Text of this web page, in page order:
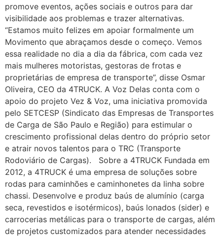
promove eventos, ações sociais e outros para dar
visibilidade aos problemas e trazer alternativas.
“Estamos muito felizes em apoiar formalmente um
Movimento que abraçamos desde o começo. Vemos
essa realidade no dia a dia da fábrica, com cada vez
mais mulheres motoristas, gestoras de frotas e
proprietárias de empresa de transporte”, disse Osmar
Oliveira, CEO da 4TRUCK. A Voz Delas conta com o
apoio do projeto Vez & Voz, uma iniciativa promovida
pelo SETCESP (Sindicato das Empresas de Transportes
de Carga de São Paulo e Região) para estimular o
crescimento profissional delas dentro do próprio setor
e atrair novos talentos para o TRC (Transporte
Rodoviário de Cargas). Sobre a 4TRUCK Fundada em
2012, a 4TRUCK é uma empresa de soluções sobre
rodas para caminhões e caminhonetes da linha sobre
chassi. Desenvolve e produz baús de alumínio (carga
seca, revestidos e isotérmicos), baús lonados (sider) e
carrocerias metálicas para o transporte de cargas, além
de projetos customizados para atender necessidades